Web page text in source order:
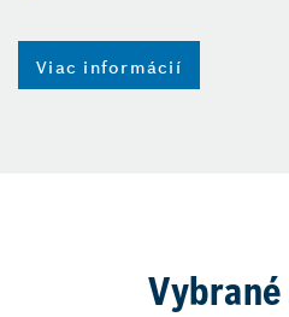
Viac informácií